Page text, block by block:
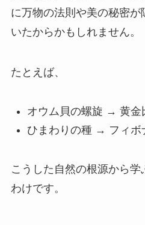
に万物の法則や美の秘密が
いたからかもしれません。
たとえば、
オウム貝の螺旋 → 黄金
ひまわりの種 → フィボ
こうした自然の根源から
わけです。